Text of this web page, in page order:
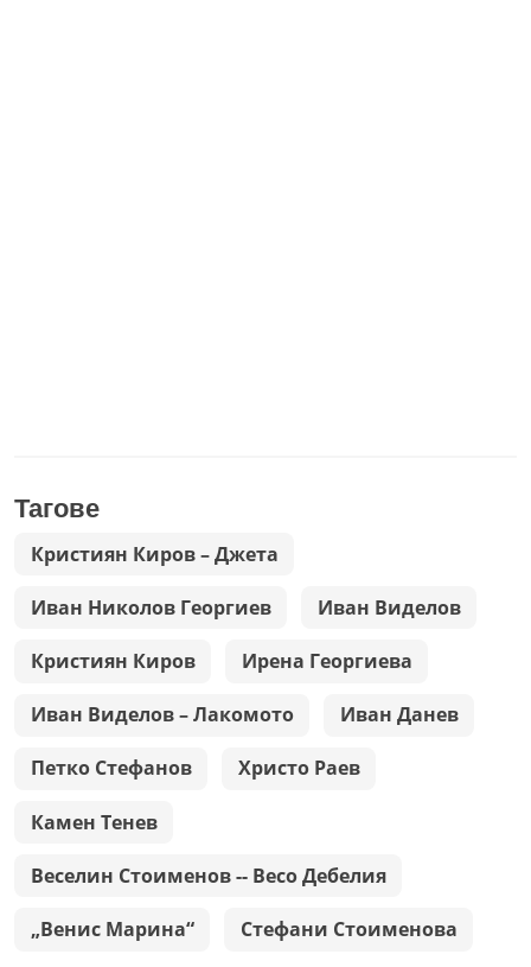
Тагове
Кристиян Киров – Джета
Иван Николов Георгиев Иван Виделов
Кристиян Киров Ирена Георгиева
Иван Виделов – Лакомото Иван Данев
Петко Стефанов Христо Раев
Камен Тенев
Веселин Стоименов -- Весо Дебелия
„Венис Марина“ Стефани Стоименова